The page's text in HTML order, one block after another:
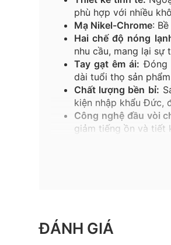
phù hợp với nhiều
Mạ Nikel-Chrome: Bề
Hai chế độ nóng
nhu cầu, mang lại sự
Tay gạt êm ái: Đóng
dài tuổi thọ sản phẩm
Chất lượng bền bỉ:
kiện nhập khẩu Đức,
Công nghệ đầu vòi
giảm tiếng ồn và tiết
nhập khẩu chống oxi
tăng tuổi thọ sản
chậu và thiết bị vệ sinh
ĐÁNH GIÁ